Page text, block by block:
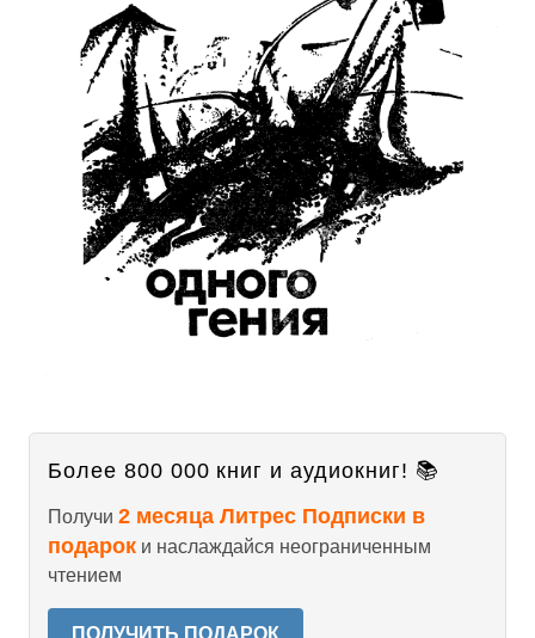
Более 800 000 книг и аудиокниг! 📚
Получи 2 месяца Литрес Подписки в
подарок и наслаждайся неограниченным
чтением
ПОЛУЧИТЬ ПОДАРОК